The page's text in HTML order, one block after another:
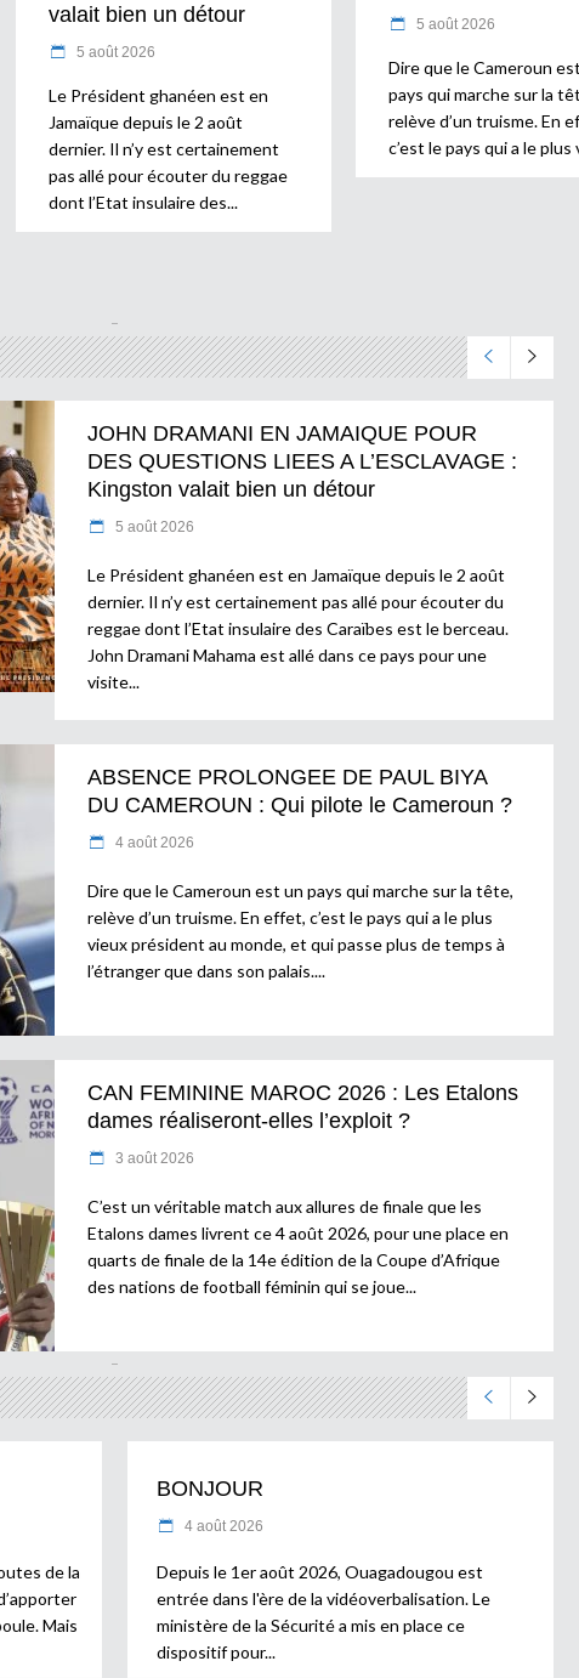
valait bien un détour
5 août 2026
Le Président ghanéen est en
Jamaïque depuis le 2 août
dernier. Il n’y est certainement
pas allé pour écouter du reggae
dont l’Etat insulaire des
5 août 2026
Dire que le Cameroun
pays qui marche sur la
relève d’un truisme. En
c’est le pays qui a le plus
JOHN DRAMANI EN JAMAIQUE POUR
DES QUESTIONS LIEES A L’ESCLAVAGE :
Kingston valait bien un détour
5 août 2026
Le Président ghanéen est en Jamaïque depuis le 2 août
dernier. Il n’y est certainement pas allé pour écouter du
reggae dont l’Etat insulaire des Caraïbes est le berceau.
John Dramani Mahama est allé dans ce pays pour une
visite
ABSENCE PROLONGEE DE PAUL BIYA
DU CAMEROUN : Qui pilote le Cameroun ?
4 août 2026
Dire que le Cameroun est un pays qui marche sur la tête,
relève d’un truisme. En effet, c’est le pays qui a le plus
vieux président au monde, et qui passe plus de temps à
l’étranger que dans son palais.
CAN FEMININE MAROC 2026 : Les Etalons
dames réaliseront-elles l’exploit ?
3 août 2026
C’est un véritable match aux allures de finale que les
Etalons dames livrent ce 4 août 2026, pour une place en
quarts de finale de la 14e édition de la Coupe d’Afrique
des nations de football féminin qui se joue
de la
Mais
BONJOUR
4 août 2026
Depuis le 1er août 2026, Ouagadougou est
entrée dans l'ère de la vidéoverbalisation. Le
ministère de la Sécurité a mis en place ce
dispositif pour